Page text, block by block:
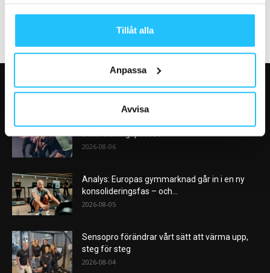
Tillåt alla
Anpassa
Avvisa
VÅRA FAVORITER
efter träningspasset
2026-08-06
Analys: Europas gymmarknad går in i en ny
konsolideringsfas – och...
2026-08-05
Sensopro förändrar vårt sätt att värma upp,
steg för steg
2026-08-04